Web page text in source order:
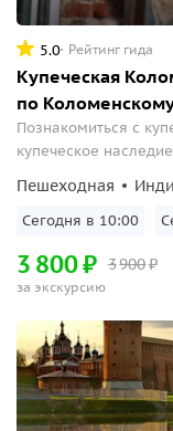
5.0 Рейтинг гида
Купеческая
по
Познакомиться с
купеческое
Пешеходная
Сегодня в 10:00
3900₽
3 800₽
за экскурсию